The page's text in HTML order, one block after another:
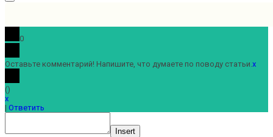
0
Оставьте комментарий! Напишите, что думаете по поводу статьи. x
()
x
| Ответить
Insert